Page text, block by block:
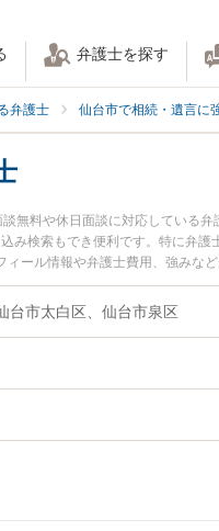
弁護士を探す
弁護士 仙台市で相続・遺言に
無料や休日面談に対応している
検索もでき便利です。特に弁
ール情報や弁護士費用、強みな
トラブル解決の実績豊富な近
におすすめです。
台市太白区、仙台市泉区